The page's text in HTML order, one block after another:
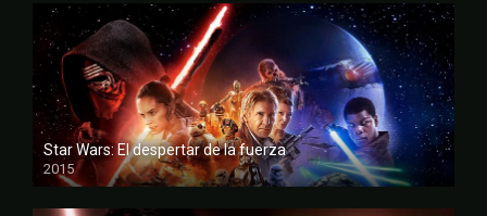
Star Wars: El despertar de la fuerza
2015
FULL HD